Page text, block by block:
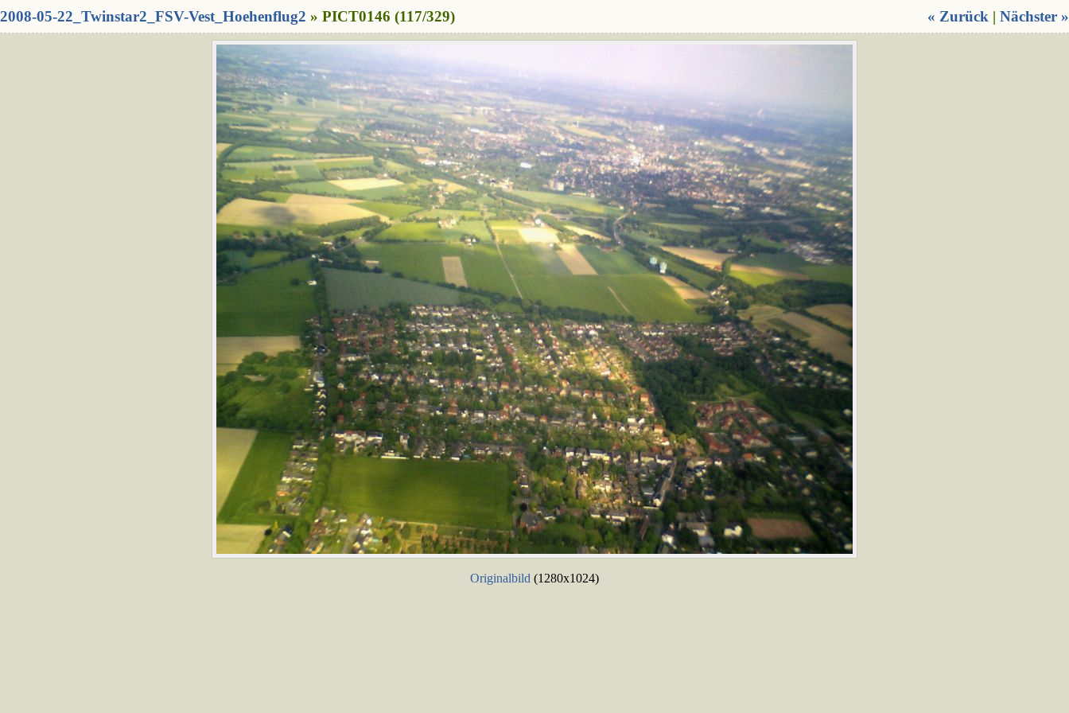
« Zurück | Nächster »
2008-05-22_Twinstar2_FSV-Vest_Hoehenflug2 » PICT0146 (117/329)
Originalbild (1280x1024)